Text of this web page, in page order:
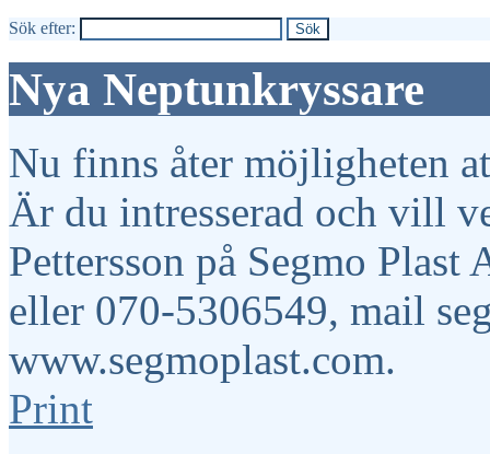
Sök efter:
Nya Neptunkryssare
Nu finns åter möjligheten
Är du intresserad och vill
Pettersson på Segmo
eller 070-5306549, mail
www.segmoplast.com.
Print